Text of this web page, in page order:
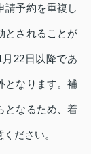
請予約を重複し
とされることが
22日以降であ
となります。補
となるため、着
ださい。